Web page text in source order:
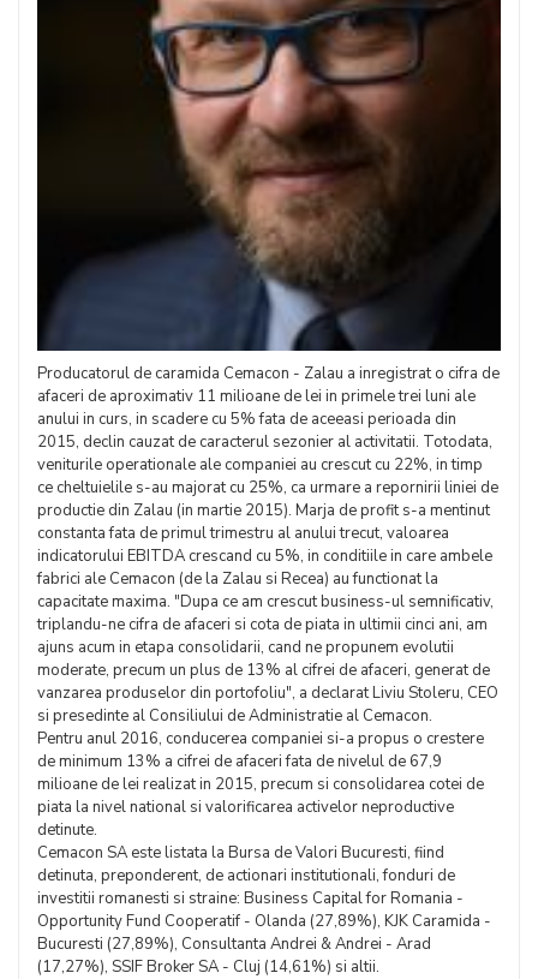
Producatorul de caramida Cemacon - Zalau a inregistrat o cifra de
afaceri de aproximativ 11 milioane de lei in primele trei luni ale
anului in curs, in scadere cu 5% fata de aceeasi perioada din
2015, declin cauzat de caracterul sezonier al activitatii. Totodata,
veniturile operationale ale companiei au crescut cu 22%, in timp
ce cheltuielile s-au majorat cu 25%, ca urmare a repornirii liniei de
productie din Zalau (in martie 2015). Marja de profit s-a mentinut
constanta fata de primul trimestru al anului trecut, valoarea
indicatorului EBITDA crescand cu 5%, in conditiile in care ambele
fabrici ale Cemacon (de la Zalau si Recea) au functionat la
capacitate maxima. "Dupa ce am crescut business-ul semnificativ,
triplandu-ne cifra de afaceri si cota de piata in ultimii cinci ani, am
ajuns acum in etapa consolidarii, cand ne propunem evolutii
moderate, precum un plus de 13% al cifrei de afaceri, generat de
vanzarea produselor din portofoliu", a declarat Liviu Stoleru, CEO
si presedinte al Consiliului de Administratie al Cemacon.
Pentru anul 2016, conducerea companiei si-a propus o crestere
de minimum 13% a cifrei de afaceri fata de nivelul de 67,9
milioane de lei realizat in 2015, precum si consolidarea cotei de
piata la nivel national si valorificarea activelor neproductive
detinute.
Cemacon SA este listata la Bursa de Valori Bucuresti, fiind
detinuta, preponderent, de actionari institutionali, fonduri de
investitii romanesti si straine: Business Capital for Romania -
Opportunity Fund Cooperatif - Olanda (27,89%), KJK Caramida -
Bucuresti (27,89%), Consultanta Andrei & Andrei - Arad
(17,27%), SSIF Broker SA - Cluj (14,61%) si altii.